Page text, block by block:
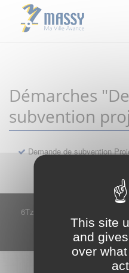
Démarches
subvention
Demande de subvention
6Tzen ©2015 - Tous droits
Plan du site
Ce service est
This site
and
over